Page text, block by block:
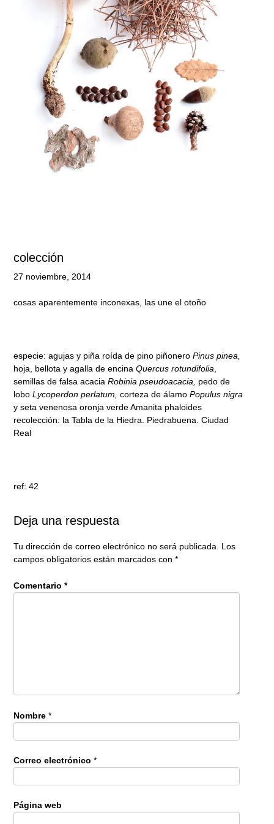
colección
27 noviembre, 2014
cosas aparentemente inconexas, las une el otoño
especie: agujas y piña roída de pino piñonero Pinus pinea,
hoja, bellota y agalla de encina Quercus rotundifolia,
semillas de falsa acacia Robinia pseudoacacia, pedo de
lobo Lycoperdon perlatum, corteza de álamo Populus nigra
y seta venenosa oronja verde Amanita phaloides
recolección: la Tabla de la Hiedra. Piedrabuena. Ciudad
Real
ref: 42
Deja una respuesta
Tu dirección de correo electrónico no será publicada.
Los
campos obligatorios están marcados con *
Comentario *
Nombre *
Correo electrónico *
Página web